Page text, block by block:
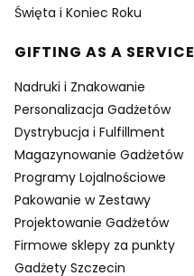
Święta i Koniec Roku
GIFTING AS A SERVICE
Nadruki i Znakowanie
Personalizacja Gadżetów
Dystrybucja i Fulfillment
Magazynowanie Gadżetów
Programy Lojalnościowe
Pakowanie w Zestawy
Projektowanie Gadżetów
Firmowe sklepy za punkty
Gadżety Szczecin